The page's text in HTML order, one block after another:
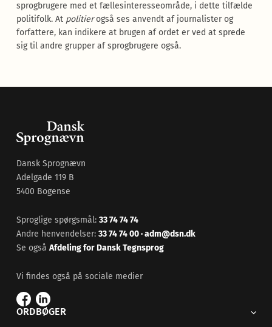
sprogbrugere med et fællesinteresseområde, i dette tilfælde
politifolk. At politierogså ses anvendt af journalister og
forfattere, kan indikere at brugen af ordet er ved at sprede
sig til andre grupper af sprogbrugere også.
Dansk Sprognævn
Adelgade 119 B
5400 Bogense
Sproglige spørgsmål: 33 74 74 74
Andre henvendelser: 33 74 74 00·adm@dsn.dk
Se også Afdeling for Dansk Tegnsprog
Vi findes også på sociale medier
ORDBØGER